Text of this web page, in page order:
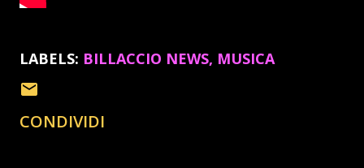
LABELS: BILLACCIO NEWS MUSICA
CONDIVIDI